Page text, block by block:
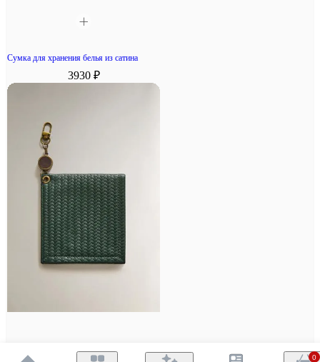
Сумка для хранения белья из сатина
3930 ₽
0